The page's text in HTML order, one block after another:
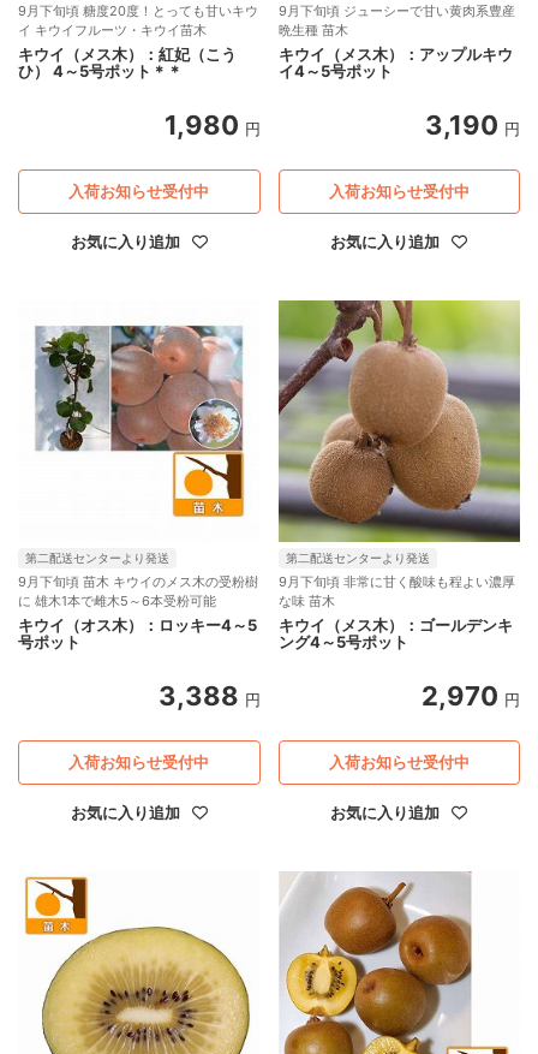
9月下旬頃 糖度20度！とっても甘いキウ
イ キウイフルーツ・キウイ苗木
キウイ（メス木）：紅妃（こう
ひ） 4～5号ポット＊＊
1,980 円
お気に入り追加
入荷お知らせ受付中
9月下旬頃 ジューシーで甘い黄肉系豊産
晩生種 苗木
キウイ（メス木）：アップルキウ
イ4～5号ポット
3,190 円
お気に入り追加
入荷お知らせ受付中
第二配送センターより発送
9月下旬頃 苗木 キウイのメス木の受粉樹
に 雄木1本で雌木5～6本受粉可能
キウイ（オス木）：ロッキー4～5
号ポット
3,388 円
お気に入り追加
入荷お知らせ受付中
第二配送センターより発送
9月下旬頃 非常に甘く酸味も程よい濃厚
な味 苗木
キウイ（メス木）：ゴールデンキ
ング4～5号ポット
2,970 円
お気に入り追加
入荷お知らせ受付中